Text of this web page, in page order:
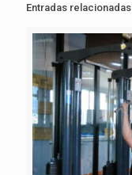
Entradas relacionadas